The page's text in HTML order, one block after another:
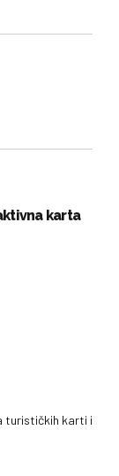
karta
turističkih karti i